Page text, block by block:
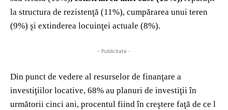
la structura de rezistenţă (11%), cumpărarea unui teren
(9%) şi extinderea locuinţei actuale (8%).
- Publicitate -
Din punct de vedere al resurselor de finanţare a
investiţiilor locative, 68% au planuri de investiţii în
următorii cinci ani, procentul fiind în creştere faţă de ce l